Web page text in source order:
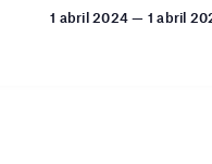
1 abril 2024 — 1 abril